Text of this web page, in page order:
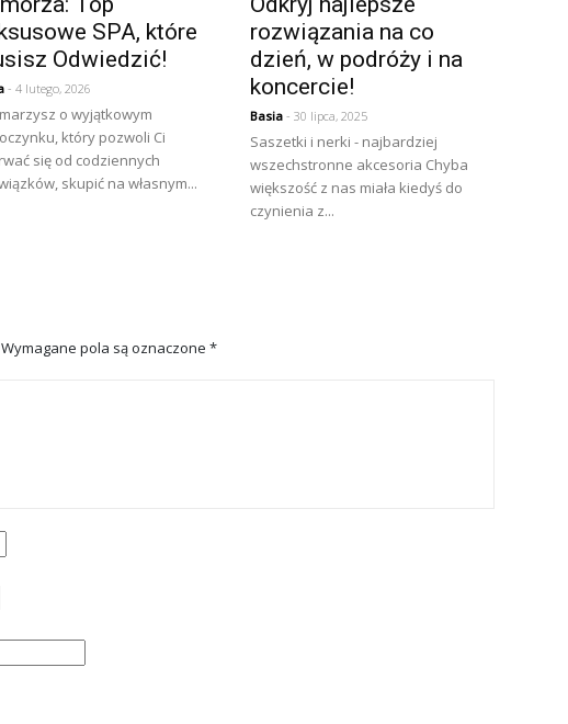
SPA, które
Odwiedzić!
- 4 lutego, 2026
o wyjątkowym
który pozwoli Ci
się od codziennych
skupić na własnym...
rozwiązania na co
dzień, w podróży i na
koncercie!
Basia- 30 lipca, 2025
Saszetki i nerki - najbardziej
wszechstronne akcesoria Chyba
większość z nas miała kiedyś do
czynienia z...
Wymagane pola są oznaczone *